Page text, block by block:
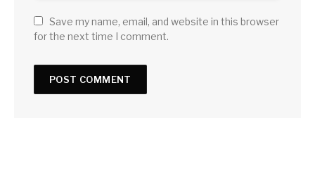
Save my name, email, and website in this browser
for the next time I comment.